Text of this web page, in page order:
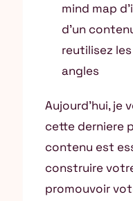
mind map
d’un
reutilisez
angles
Aujourd’hui, je
cette derniere
contenu est
construire
promouvoir